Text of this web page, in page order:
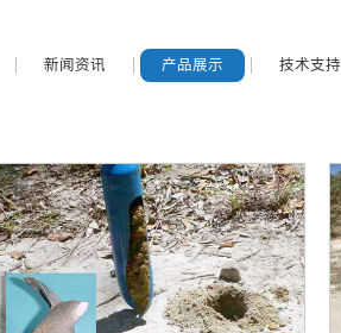
新闻资讯 产品展示 技术支持